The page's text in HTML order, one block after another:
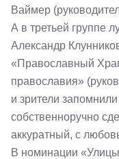
Ваймер
А в третьей группе
Александр
«Православный
православия»
и зрители
собственноручно
аккуратный, с
В номинации